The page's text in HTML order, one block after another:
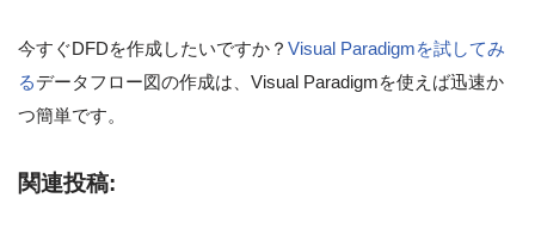
今すぐDFDを作成したいですか？ Visual Paradigmを試してみ
るデータフロー図の作成は、Visual Paradigmを使えば迅速か
つ簡単です。
関連投稿: